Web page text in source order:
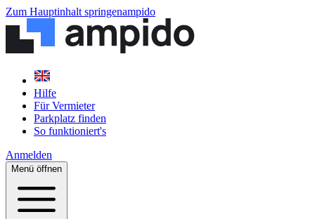
Zum Hauptinhalt springenampido
Hilfe
Für Vermieter
Parkplatz finden
So funktioniert's
Anmelden
Menü öffnen